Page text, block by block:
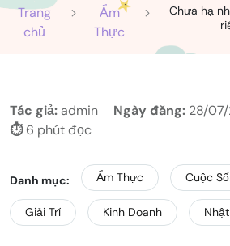
Trang
chủ
Ẩm
Thực
Chưa hạ
Tác giả: admin Ngày đăng: 28/07/
⏱️6 phút đọc
Danh mục: Ẩm Thực Cuộc
Giải Trí Kinh Doanh